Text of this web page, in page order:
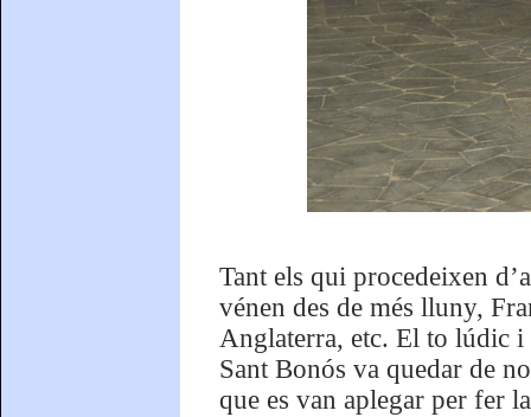
Tant els qui procedeixen
vénen des de més lluny,
Anglaterra, etc. El to lúdic i
Sant Bonós va quedar de
que es van aplegar per fer